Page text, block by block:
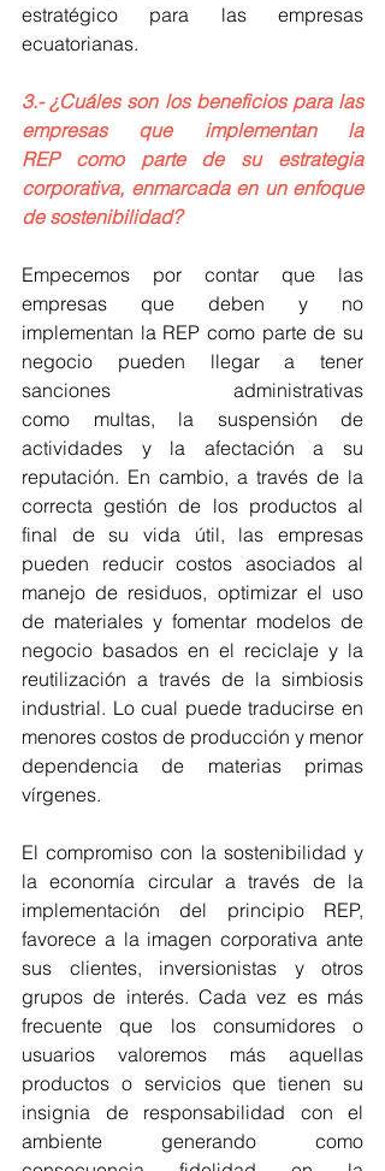
estratégico para las empresas
ecuatorianas.
3.- ¿Cuáles son los beneficios para las
empresas que implementan la
REP como parte de su estrategia
corporativa, enmarcada en un enfoque
de sostenibilidad?
Empecemos por contar que las
empresas que deben y no
implementan la REP como parte de su
negocio pueden llegar a tener
sanciones administrativas
como multas, la suspensión de
actividades y la afectación a su
reputación. En cambio, a través de la
correcta gestión de los productos al
final de su vida útil, las empresas
pueden reducir costos asociados al
manejo de residuos, optimizar el uso
de materiales y fomentar modelos de
negocio basados en el reciclaje y la
reutilización a través de la simbiosis
industrial. Lo cual puede traducirse en
menores costos de producción y menor
dependencia de materias primas
vírgenes.
El compromiso con la sostenibilidad y
la economía circular a través de la
implementación del principio REP,
favorece a la imagen corporativa ante
sus clientes, inversionistas y otros
grupos de interés. Cada vez es más
frecuente que los consumidores o
usuarios valoremos más aquellas
productos o servicios que tienen su
insignia de responsabilidad con el
ambiente generando como